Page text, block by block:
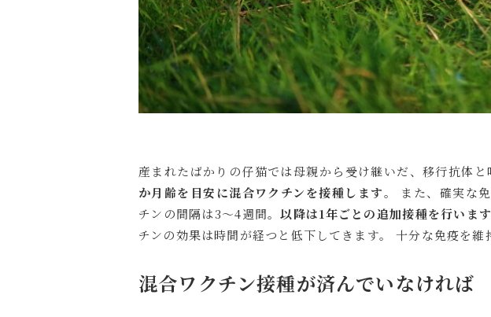
産まれたばかりの仔猫では母親から受け継いだ、移行抗体
か月齢を目安に混合ワクチンを接種します。 また、確実な
チンの間隔は3～4週間。以降は1年ごとの追加接種を行いま
チンの効果は時間が経つと低下してきます。 十分な免疫を
混合ワクチン接種が済んでいなければ